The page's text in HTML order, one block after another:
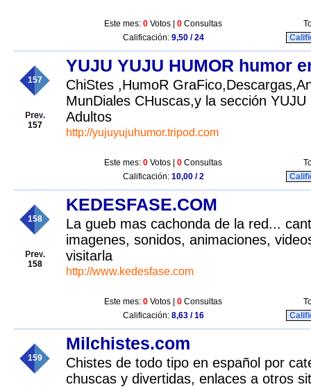
Este mes: 0 Votos | 0 Consultas
Calificación: 9,50 / 24
157
157
YUJU YUJU HUMOR humor
ChiStes ,HumoR
MunDiales CHuscas,y la sección
Adultos
http://yujuyujuhumor.tripod.com
Este mes: 0 Votos | 0 Consultas
Calificación: 10,00 / 2
158
158
KEDESFASE.COM
La gueb mas cachonda de la red...
imagenes, sonidos, animaciones,
visitarla
http://www.kedesfase.com
Este mes: 0 Votos | 0 Consultas
Calificación: 8,63 / 16
159
Milchistes.com
Chistes de todo tipo en español por
chuscas y divertidas, enlaces a otros